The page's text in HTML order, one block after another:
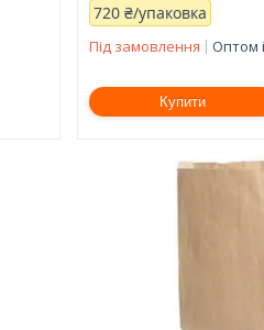
720 ₴/упаковка
Під замовлення Оптом
Купити